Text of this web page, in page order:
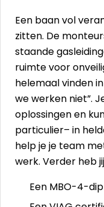
Een baan vol
zitten. De
staande
ruimte voor
helemaal vinden
we werken niet”.
oplossingen en
particulier– in
help je je team
werk. Verder heb
Een MBO-4-